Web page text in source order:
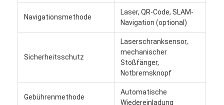
Navigationsmethode
Laser, QR-Code, SLAM-
Navigation (optional)
Sicherheitsschutz
Laserschranksensor,
mechanischer
Stoßfänger,
Notbremsknopf
Gebührenmethode
Automatische
Wiedereinladung